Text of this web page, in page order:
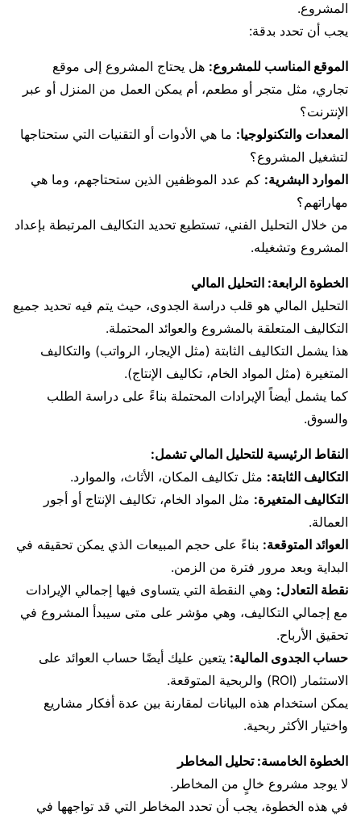
المشروع.
يجب أن تحدد بدقة:
الموقع المناسب للمشروع: هل يحتاج المشروع إلى موقع
تجاري، مثل متجر أو مطعم، أم يمكن العمل من المنزل أو عبر
الإنترنت؟
المعدات والتكنولوجيا: ما هي الأدوات أو التقنيات التي ستحتاجها
لتشغيل المشروع؟
الموارد البشرية: كم عدد الموظفين الذين ستحتاجهم، وما هي
مهاراتهم؟
من خلال التحليل الفني، تستطيع تحديد التكاليف المرتبطة بإعداد
المشروع وتشغيله.
الخطوة الرابعة: التحليل المالي
التحليل المالي هو قلب دراسة الجدوى، حيث يتم فيه تحديد جميع
التكاليف المتعلقة بالمشروع والعوائد المحتملة.
هذا يشمل التكاليف الثابتة (مثل الإيجار، الرواتب) والتكاليف
المتغيرة (مثل المواد الخام، تكاليف الإنتاج).
كما يشمل أيضاً الإيرادات المحتملة بناءً على دراسة الطلب
والسوق.
النقاط الرئيسية للتحليل المالي تشمل:
التكاليف الثابتة: مثل تكاليف المكان، الأثاث، والموارد.
التكاليف المتغيرة: مثل المواد الخام، تكاليف الإنتاج أو أجور
العمالة.
العوائد المتوقعة: بناءً على حجم المبيعات الذي يمكن تحقيقه في
البداية وبعد مرور فترة من الزمن.
نقطة التعادل: وهي النقطة التي يتساوى فيها إجمالي الإيرادات
مع إجمالي التكاليف، وهي مؤشر على متى سيبدأ المشروع في
تحقيق الأرباح.
حساب الجدوى المالية: يتعين عليك أيضًا حساب العوائد على
الاستثمار (ROI) والربحية المتوقعة.
يمكن استخدام هذه البيانات لمقارنة بين عدة أفكار مشاريع
واختيار الأكثر ربحية.
الخطوة الخامسة: تحليل المخاطر
لا يوجد مشروع خالٍ من المخاطر.
في هذه الخطوة، يجب أن تحدد المخاطر التي قد تواجهها في